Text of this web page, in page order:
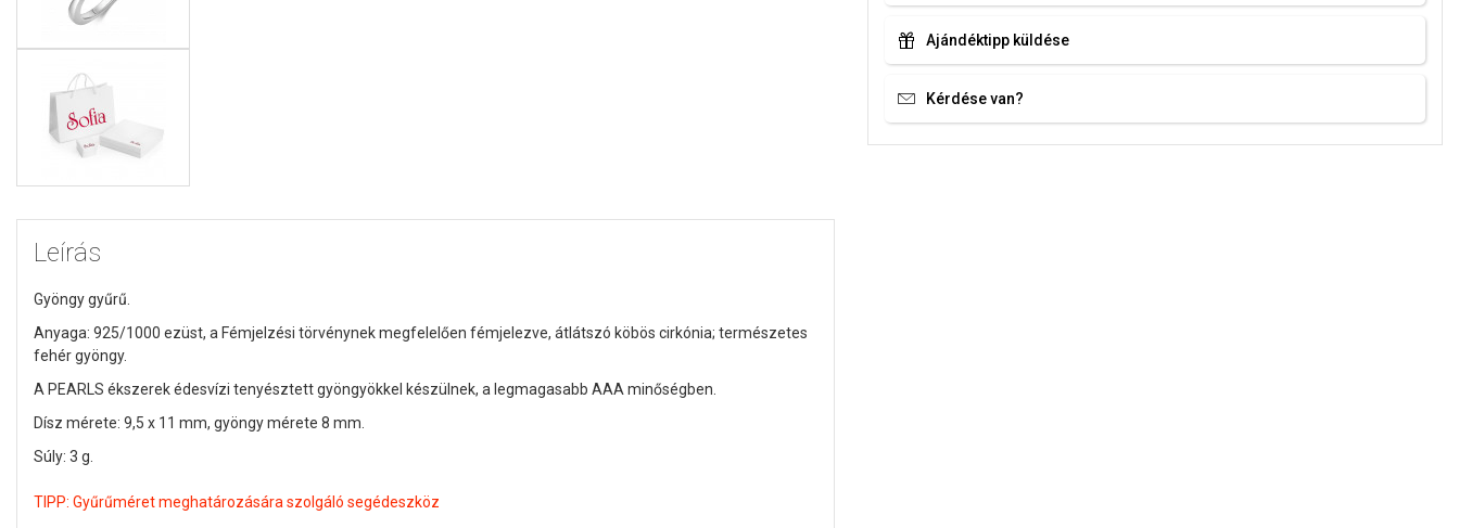
Leírás
Gyöngy gyűrű.
Anyaga: 925/1000 ezüst, a Fémjelzési törvénynek megfelelően fémjelezve, átlátszó köbös cirkónia; természetes
fehér gyöngy.
A PEARLS ékszerek édesvízi tenyésztett gyöngyökkel készülnek, a legmagasabb AAA minőségben.
Dísz mérete: 9,5 x 11 mm, gyöngy mérete 8 mm.
Súly: 3 g.
TIPP: Gyűrűméret meghatározására szolgáló segédeszköz
Ajándéktipp küldése
Kérdése van?